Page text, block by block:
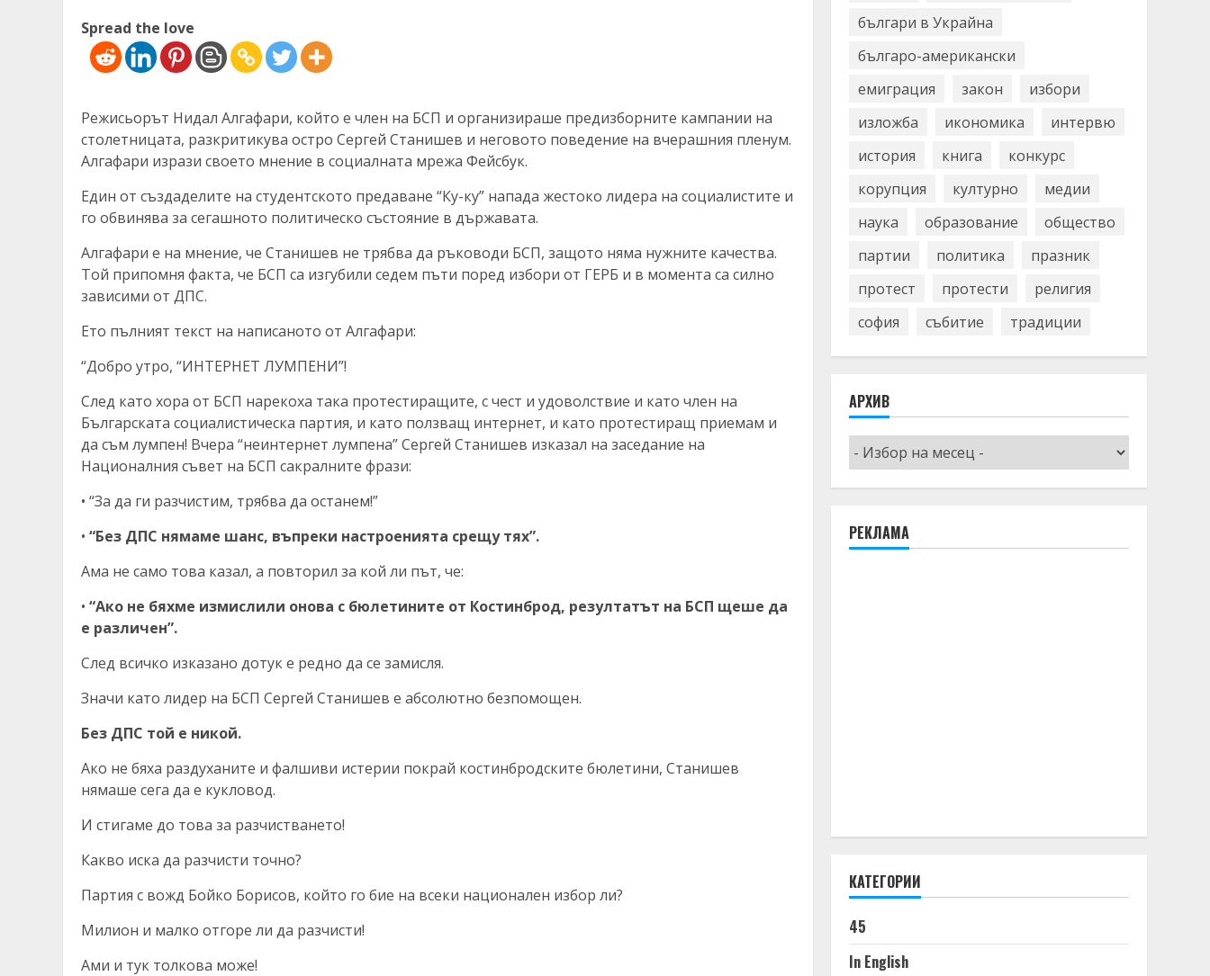
Spread the love
Режисьорът Нидал Алгафари, който е член на БСП и организираше предизборните кампании на
столетницата, разкритикува остро Сергей Станишев и неговото поведение на вчерашния пленум.
Алгафари изрази своето мнение в социалната мрежа Фейсбук.
Един от създаделите на студентското предаване “Ку-ку” напада жестоко лидера на социалистите и
го обвинява за сегашното политическо състояние в държавата.
Алгафари е на мнение, че Станишев не трябва да ръководи БСП, защото няма нужните качества.
Той припомня факта, че БСП са изгубили седем пъти поред избори от ГЕРБ и в момента са силно
зависими от ДПС.
Ето пълният текст на написаното от Алгафари:
“Добро утро, “ИНТЕРНЕТ ЛУМПЕНИ”!
След като хора от БСП нарекоха така протестиращите, с чест и удоволствие и като член на
Българската социалистическа партия, и като ползващ интернет, и като протестиращ приемам и
да съм лумпен! Вчера “неинтернет лумпена” Сергей Станишев изказал на заседание на
Националния съвет на БСП сакралните фрази:
• “За да ги разчистим, трябва да останем!”
• “Без ДПС нямаме шанс, въпреки настроенията срещу тях”.
Ама не само това казал, а повторил за кой ли път, че:
• “Ако не бяхме измислили онова с бюлетините от Костинброд, резултатът на БСП щеше да
е различен”.
След всичко изказано дотук е редно да се замисля.
Значи като лидер на БСП Сергей Станишев е абсолютно безпомощен.
Без ДПС той е никой.
Ако не бяха раздуханите и фалшиви истерии покрай костинбродските бюлетини, Станишев
нямаше сега да е кукловод.
И стигаме до това за разчистването!
Какво иска да разчисти точно?
Партия с вожд Бойко Борисов, който го бие на всеки национален избор ли?
Милион и малко отгоре ли да разчисти!
Ами и тук толкова може!
българи в Украйна
българо-американски
емиграция
закон
избори
изложба
икономика
интервю
история
книга
конкурс
корупция
културно
медии
наука
образование
общество
партии
политика
празник
протест
протести
религия
софия
събитие традиции
АРХИВ
Архив
РЕКЛАМА
КАТЕГОРИИ
45
In English